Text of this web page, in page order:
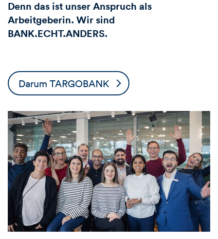
Denn das ist unser Anspruch als
Arbeitgeberin. Wir sind
BANK.ECHT.ANDERS.
Darum TARGOBANK